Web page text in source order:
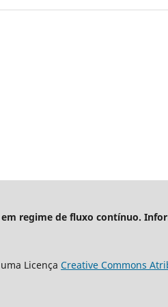
regime de fluxo contínuo.
Licença Creative Commons